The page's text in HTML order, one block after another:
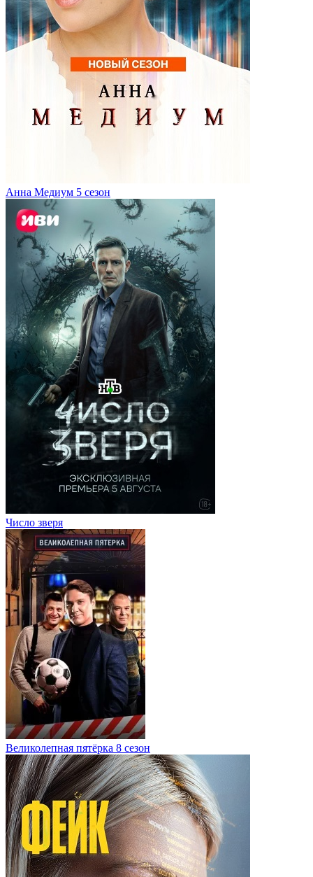
Анна Медиум 5 сезон
Число зверя
Великолепная пятёрка 8 сезон